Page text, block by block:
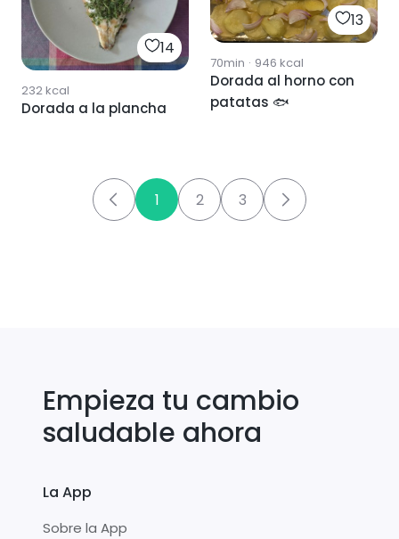
14
232kcal
Dorada a la plancha
13
70min · 946 kcal
Dorada al horno con
patatas 🐟
1 2 3
Empieza tu cambio
saludable ahora
La App
Sobre la App